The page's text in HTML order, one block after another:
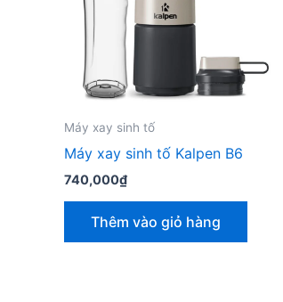
Máy xay sinh tố
Máy xay sinh tố Kalpen B6
740,000₫
Thêm vào giỏ hàng